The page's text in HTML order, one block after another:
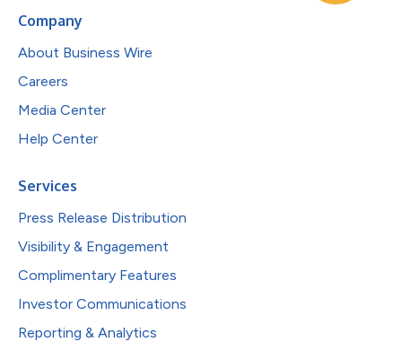
Company
About Business Wire
Careers
Media Center
Help Center
Services
Press Release Distribution
Visibility & Engagement
Complimentary Features
Investor Communications
Reporting & Analytics